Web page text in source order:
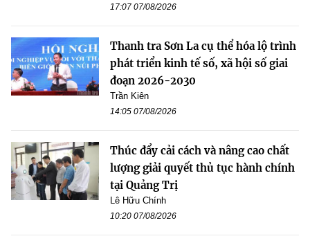
17:07 07/08/2026
Thanh tra Sơn La cụ thể hóa lộ trình
phát triển kinh tế số, xã hội số giai
đoạn 2026-2030
Trần Kiên
14:05 07/08/2026
Thúc đẩy cải cách và nâng cao chất
lượng giải quyết thủ tục hành chính
tại Quảng Trị
Lê Hữu Chính
10:20 07/08/2026